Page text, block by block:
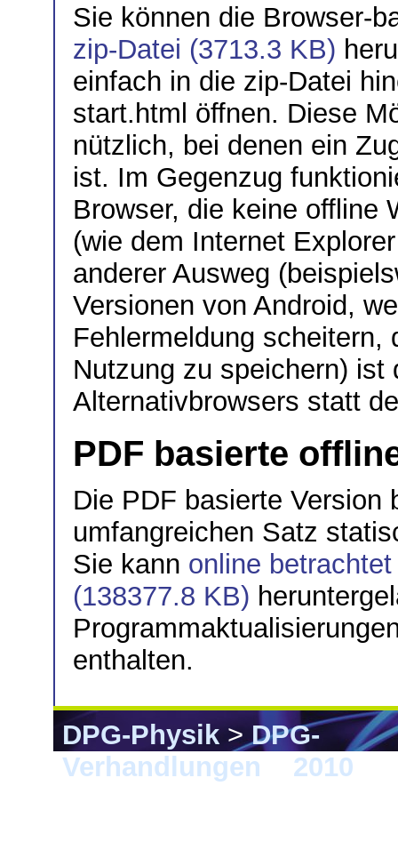
Sie können die Browser-
zip-Datei (3713.3 KB)
einfach in die zip-Datei
start.html öffnen. Diese
nützlich, bei denen ein
ist. Im Gegenzug
Browser, die keine offline
(wie dem Internet
anderer Ausweg
Versionen von Android,
Fehlermeldung scheitern,
Nutzung zu speichern)
Alternativbrowsers statt
PDF basierte
Die PDF basierte Version
umfangreichen Satz
Sie kann online
(138377.8 KB)
enthalten.
DPG-Physik>DPG-
Verhandlungen
2010